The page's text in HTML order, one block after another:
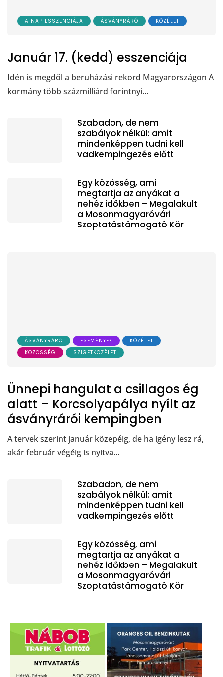
A NAP ESSZENCIÁJA ÁSVÁNYRÁRÓ KÖZÉLET
Január 17. (kedd) esszenciája
Idén is megdől a beruházási rekord Magyarországon A
kormány több százmilliárd forintnyi…
Szabadon, de nem
szabályok nélkül: amit
mindenképpen tudni kell
vadkempingezés előtt
Egy közösség, ami
megtartja az anyákat a
nehéz időkben – Megalakult
a Mosonmagyaróvári
Szoptatástámogató Kör
ÁSVÁNYRÁRÓ ESEMÉNYEK
KÖZÉLET
KÖZÖSSÉG
SZIGETKÖZÉLET
Ünnepi hangulat a csillagos ég
alatt – Korcsolyapálya nyílt az
ásványrárói kempingben
A tervek szerint január közepéig, de ha igény lesz rá,
akár február végéig is nyitva…
Szabadon, de nem
szabályok nélkül: amit
mindenképpen tudni kell
vadkempingezés előtt
Egy közösség, ami
megtartja az anyákat a
nehéz időkben – Megalakult
a Mosonmagyaróvári
Szoptatástámogató Kör